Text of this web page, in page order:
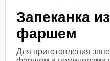
Запеканка
фаршем
Для приготовления